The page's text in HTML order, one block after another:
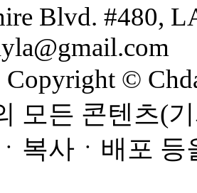
Blvd. #480,
Copyright ©
모든 콘텐츠(
복사ㆍ배포 등